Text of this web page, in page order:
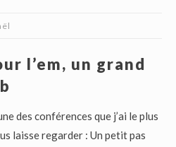
l’em, un grand
des conférences que j’ai le plus
laisse regarder : Un petit pas